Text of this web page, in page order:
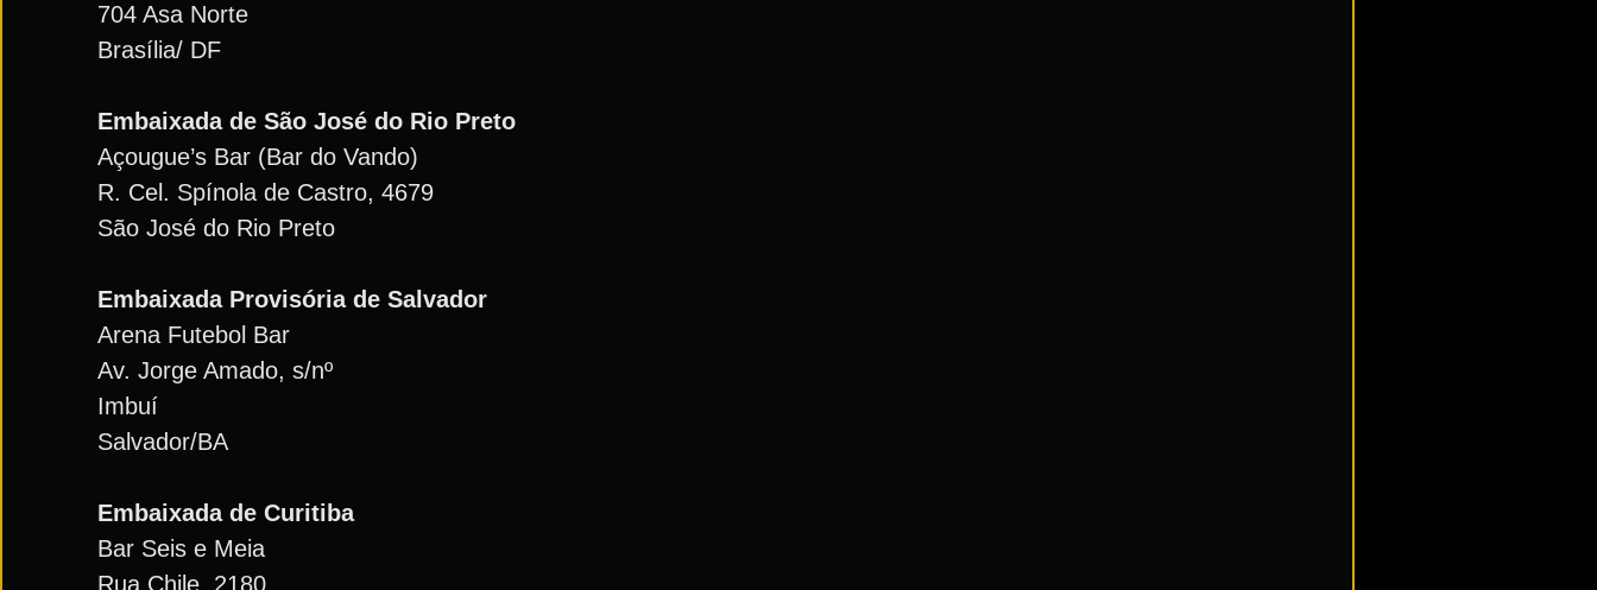
704 Asa Norte
Brasília/ DF
Embaixada de São José do Rio Preto
Açougue’s Bar (Bar do Vando)
R. Cel. Spínola de Castro, 4679
São José do Rio Preto
Embaixada Provisória de Salvador
Arena Futebol Bar
Av. Jorge Amado, s/nº
Imbuí
Salvador/BA
Embaixada de Curitiba
Bar Seis e Meia
Rua Chile, 2180